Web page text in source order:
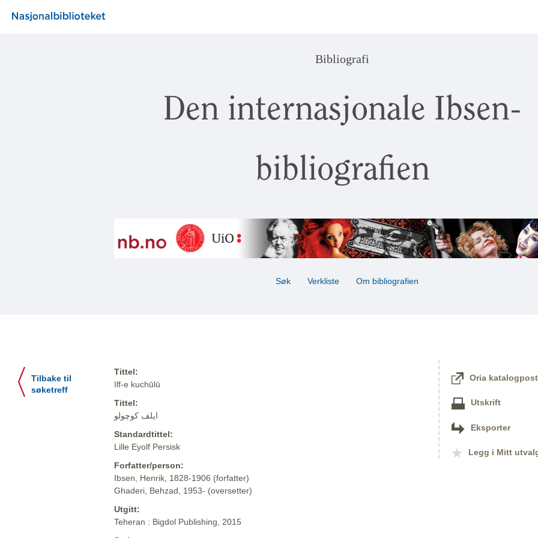
Bibliografi
Den internasjonale Ibsen-
bibliografien
Søk Verkliste Om bibliografien
Tilbake til
søketreff
Tittel:
īlf-e kuchūlū
Tittel:
ایلف کوچولو
Standardtittel:
Lille Eyolf Persisk
Forfatter/person:
Ibsen, Henrik, 1828-1906 (forfatter)
Ghaderi, Behzad, 1953- (oversetter)
Utgitt:
Teheran : Bigdol Publishing, 2015
Oria katalogpost
Utskrift
Eksporter
Legg i Mitt